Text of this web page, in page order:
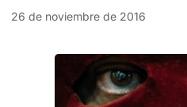
26 de noviembre de 2016